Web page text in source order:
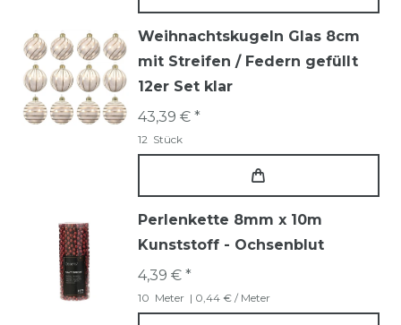
Weihnachtskugeln Glas 8cm
mit Streifen / Federn gefüllt
12er Set klar
43,39 € *
12 Stück
Perlenkette 8mm x 10m
Kunststoff - Ochsenblut
4,39 € *
10 Meter | 0,44 € / Meter